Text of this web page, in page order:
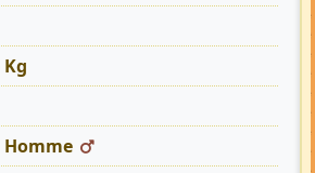
Kg
Homme